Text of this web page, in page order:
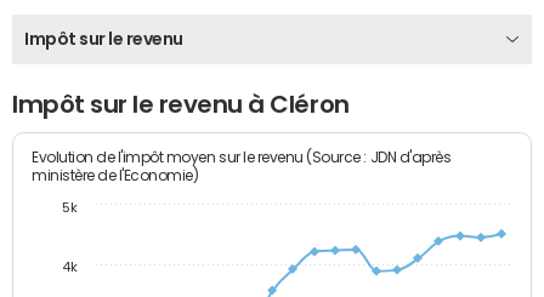
Impôt sur le revenu
Impôt sur le revenu à Cléron
Evolution de l'impôt moyen sur le revenu (Source : JDN d'après
ministère de l'Economie)
4k
5k